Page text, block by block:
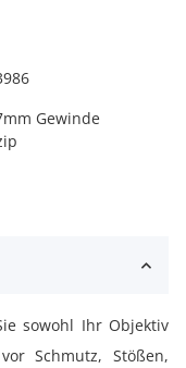
Gewinde
sowohl Ihr Objektiv
Schmutz, Stößen,